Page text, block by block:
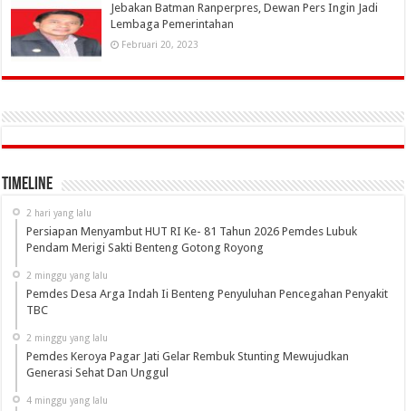
Jebakan Batman Ranperpres, Dewan Pers Ingin Jadi
Lembaga Pemerintahan
Februari 20, 2023
Timeline
2 hari yang lalu
Persiapan Menyambut HUT RI Ke- 81 Tahun 2026 Pemdes Lubuk
Pendam Merigi Sakti Benteng Gotong Royong
2 minggu yang lalu
Pemdes Desa Arga Indah Ii Benteng Penyuluhan Pencegahan Penyakit
TBC
2 minggu yang lalu
Pemdes Keroya Pagar Jati Gelar Rembuk Stunting Mewujudkan
Generasi Sehat Dan Unggul
4 minggu yang lalu